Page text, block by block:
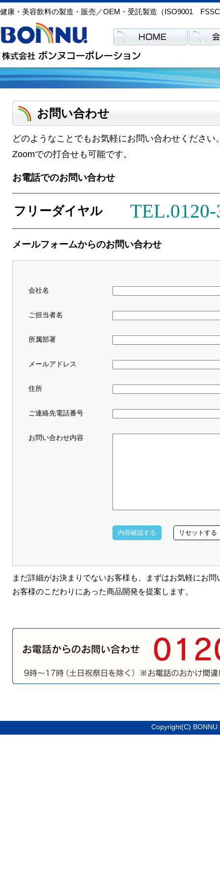
健康・美容飲料の製造・販売／OEM・受託製造（ISO9001
お問い合わせ
どのようなことでもお気軽にお問い合わせください
Zoomでの打合せも可能です。
お電話でのお問い合わせ
フリーダイヤル
メールフォームからのお問い合わせ
会社名
ご担当者名
所属部署
メールアドレス
住所
ご連絡先電話番号
お問い合わせ内容
まだ詳細がお決まりでないお客様も、まずはお気軽にお問
お客様のこだわりにあった商品開発を提案します。
Copyright(C)